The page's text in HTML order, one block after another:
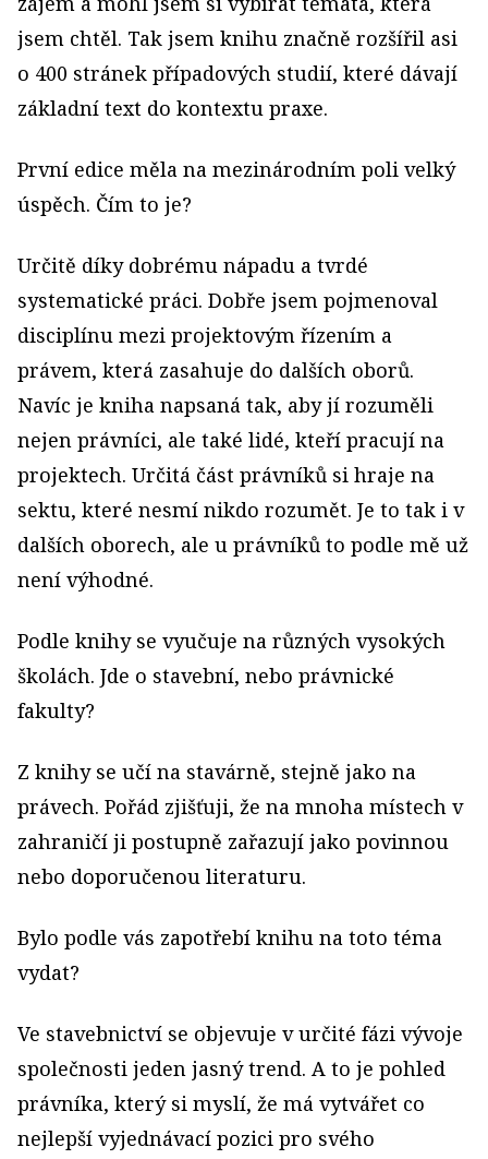
jsem chtěl. Tak jsem knihu značně rozšířil asi
o 400 stránek případových studií, které dávají
základní text do kontextu praxe.
První edice měla na mezinárodním poli velký
úspěch. Čím to je?
Určitě díky dobrému nápadu a tvrdé
systematické práci. Dobře jsem pojmenoval
disciplínu mezi projektovým řízením a
právem, která zasahuje do dalších oborů.
Navíc je kniha napsaná tak, aby jí rozuměli
nejen právníci, ale také lidé, kteří pracují na
projektech. Určitá část právníků si hraje na
sektu, které nesmí nikdo rozumět. Je to tak i v
dalších oborech, ale u právníků to podle mě už
není výhodné.
Podle knihy se vyučuje na různých vysokých
školách. Jde o stavební, nebo právnické
fakulty?
Z knihy se učí na stavárně, stejně jako na
právech. Pořád zjišťuji, že na mnoha místech v
zahraničí ji postupně zařazují jako povinnou
nebo doporučenou literaturu.
Bylo podle vás zapotřebí knihu na toto téma
vydat?
Ve stavebnictví se objevuje v určité fázi vývoje
společnosti jeden jasný trend. A to je pohled
právníka, který si myslí, že má vytvářet co
nejlepší vyjednávací pozici pro svého